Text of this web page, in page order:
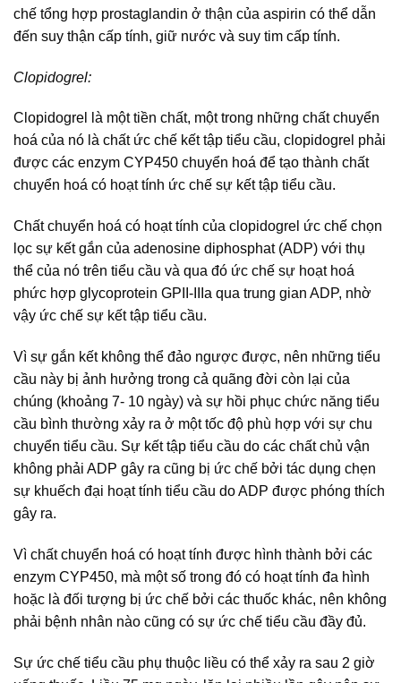
chế tổng hợp prostaglandin ở thận của aspirin có thể dẫn
đến suy thận cấp tính, giữ nước và suy tim cấp tính.
Clopidogrel:
Clopidogrel là một tiền chất, một trong những chất chuyển
hoá của nó là chất ức chế kết tập tiểu cầu, clopidogrel phải
được các enzym CYP450 chuyển hoá để tạo thành chất
chuyển hoá có hoạt tính ức chế sự kết tập tiểu cầu.
Chất chuyển hoá có hoạt tính của clopidogrel ức chế chọn
lọc sự kết gắn của adenosine diphosphat (ADP) với thụ
thể của nó trên tiểu cầu và qua đó ức chế sự hoạt hoá
phức hợp glycoprotein GPII-IIIa qua trung gian ADP, nhờ
vậy ức chế sự kết tập tiểu cầu.
Vì sự gắn kết không thể đảo ngược được, nên những tiểu
cầu này bị ảnh hưởng trong cả quãng đời còn lại của
chúng (khoảng 7- 10 ngày) và sự hồi phục chức năng tiểu
cầu bình thường xảy ra ở một tốc độ phù hợp với sự chu
chuyển tiểu cầu. Sự kết tập tiểu cầu do các chất chủ vận
không phải ADP gây ra cũng bị ức chế bởi tác dụng chẹn
sự khuếch đại hoạt tính tiểu cầu do ADP được phóng thích
gây ra.
Vì chất chuyển hoá có hoạt tính được hình thành bởi các
enzym CYP450, mà một số trong đó có hoạt tính đa hình
hoặc là đối tượng bị ức chế bởi các thuốc khác, nên không
phải bệnh nhân nào cũng có sự ức chế tiểu cầu đầy đủ.
Sự ức chế tiểu cầu phụ thuộc liều có thể xảy ra sau 2 giờ